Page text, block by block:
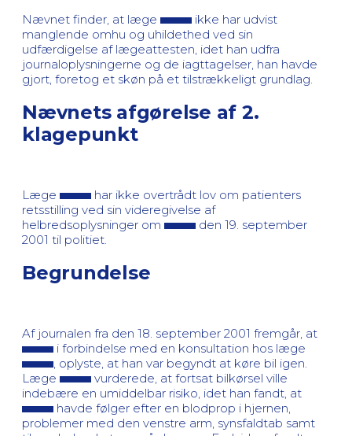
Nævnet finder, at læge
ikke har udvist
manglende omhu og uhildethed ved sin
udfærdigelse af lægeattesten, idet han udfra
journaloplysningerne og de iagttagelser, han havde
gjort, foretog et skøn på et tilstrækkeligt grundlag.
Nævnets afgørelse af 2.
klagepunkt
Læge
har ikke overtrådt lov om patienters
retsstilling ved sin videregivelse af
helbredsoplysninger om
den 19. september
2001 til politiet.
Begrundelse
Af journalen fra den 18. september 2001 fremgår, at
i forbindelse med en konsultation hos læge
, oplyste, at han var begyndt at køre bil igen.
Læge
vurderede, at fortsat bilkørsel ville
indebære en umiddelbar risiko, idet han fandt, at
havde følger efter en blodprop i hjernen,
problemer med den venstre arm, synsfaldtab samt